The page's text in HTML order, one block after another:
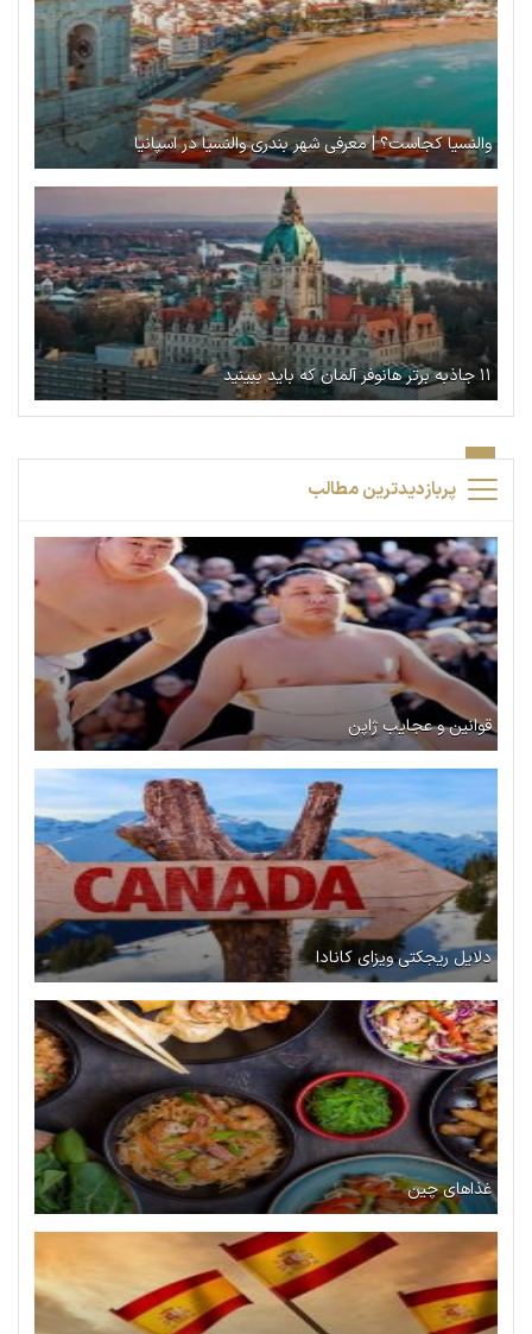
والنسیا کجاست؟ | معرفی شهر بندری والنسیا در اسپانیا
۱۱ جاذبه برتر هانوفر آلمان که باید ببینید
پربازدیدترین مطالب
قوانین و عجایب ژاپن
دلایل ریجکتی ویزای کانادا
غذاهای چین